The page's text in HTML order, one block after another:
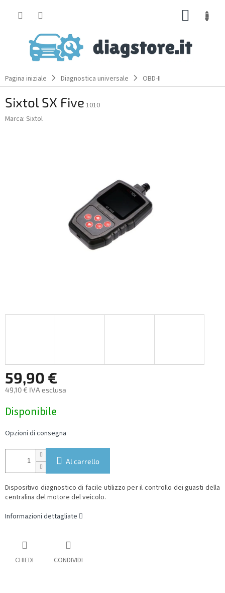
Pagina iniziale Diagnostica universale OBD-II
Sixtol SX Five 1010
Marca: Sixtol
59,90 €
49,10 € IVA esclusa
price:
Disponibile
Opzioni di consegna
Al carrello
Dispositivo diagnostico di facile utilizzo per il controllo dei guasti della
centralina del motore del veicolo.
Informazioni dettagliate
CHIEDI CONDIVIDI